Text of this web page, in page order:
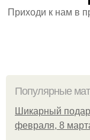
Приходи к нам в
Популярные
Шикарный
февраля, 8